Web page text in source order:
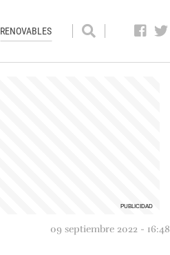
RENOVABLES
09 septiembre 2022 - 16:48